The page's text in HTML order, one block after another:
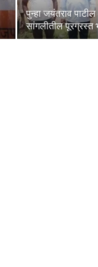
पुन्हा जयंतराव
सांगलीतील पूरग्रस्त